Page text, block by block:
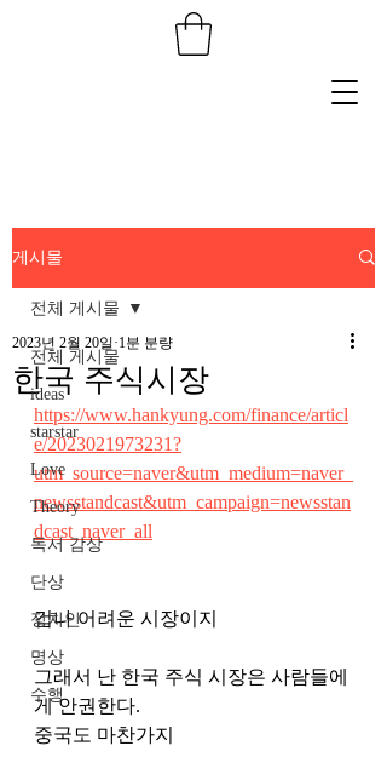
게시물
전체 게시물
ideas
starstar
Love
Theory
독서 감상
단상
정치인
명상
수행
전체 게시물
한국 주식시장
2023년 2월 20일 1분 분량
https://www.hankyung.com/finance/articl
e/2023021973231?
utm_source=naver&utm_medium=naver_
newsstandcast&utm_campaign=newsstan
dcast_naver_all
겁나 어려운 시장이지
그래서 난 한국 주식 시장은 사람들에
게 안권한다.
중국도 마찬가지